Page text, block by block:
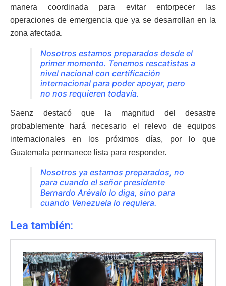
manera coordinada para evitar entorpecer las
operaciones de emergencia que ya se desarrollan en la
zona afectada.
Nosotros estamos preparados desde el
primer momento. Tenemos rescatistas a
nivel nacional con certificación
internacional para poder apoyar, pero
no nos requieren todavía.
Saenz destacó que la magnitud del desastre
probablemente hará necesario el relevo de equipos
internacionales en los próximos días, por lo que
Guatemala permanece lista para responder.
Nosotros ya estamos preparados, no
para cuando el señor presidente
Bernardo Arévalo lo diga, sino para
cuando Venezuela lo requiera.
Lea también: